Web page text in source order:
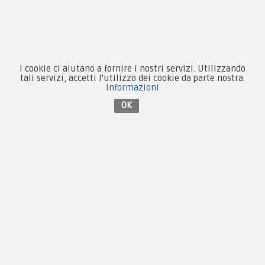
Contattaci su Facebook
I cookie ci aiutano a fornire i nostri servizi. Utilizzando
tali servizi, accetti l'utilizzo dei cookie da parte nostra.
Informazioni
OK